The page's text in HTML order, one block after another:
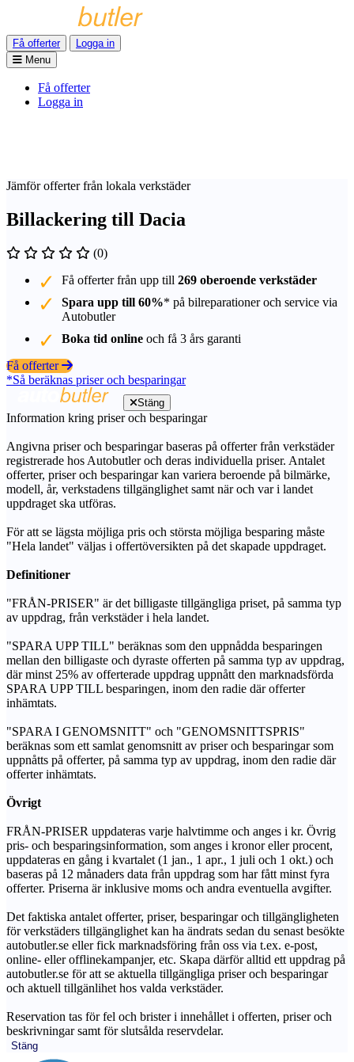
Få offerter
Logga in
Menu
Få offerter
Logga in
Jämför offerter från lokala verkstäder
Billackering till Dacia
(0)
Få offerter från upp till 269 oberoende verkstäder
Spara upp till 60%* på bilreparationer och service via
Autobutler
Boka tid online och få 3 års garanti
Få offerter
*Så beräknas priser och besparingar
Stäng
Information kring priser och besparingar
Angivna priser och besparingar baseras på offerter från verkstäder
registrerade hos Autobutler och deras individuella priser. Antalet
offerter, priser och besparingar kan variera beroende på bilmärke,
modell, år, verkstadens tillgänglighet samt när och var i landet
uppdraget ska utföras.
För att se lägsta möjliga pris och största möjliga besparing måste
"Hela landet" väljas i offertöversikten på det skapade uppdraget.
Definitioner
"FRÅN-PRISER" är det billigaste tillgängliga priset, på samma typ
av uppdrag, från verkstäder i hela landet.
"SPARA UPP TILL" beräknas som den uppnådda besparingen
mellan den billigaste och dyraste offerten på samma typ av uppdrag,
där minst 25% av offerterade uppdrag uppnått den marknadsförda
SPARA UPP TILL besparingen, inom den radie där offerter
inhämtats.
"SPARA I GENOMSNITT" och "GENOMSNITTSPRIS"
beräknas som ett samlat genomsnitt av priser och besparingar som
uppnåtts på offerter, på samma typ av uppdrag, inom den radie där
offerter inhämtats.
Övrigt
FRÅN-PRISER uppdateras varje halvtimme och anges i kr. Övrig
pris- och besparingsinformation, som anges i kronor eller procent,
uppdateras en gång i kvartalet (1 jan., 1 apr., 1 juli och 1 okt.) och
baseras på 12 månaders data från uppdrag som har fått minst fyra
offerter. Priserna är inklusive moms och andra eventuella avgifter.
Det faktiska antalet offerter, priser, besparingar och tillgängligheten
för verkstäders tillgänglighet kan ha ändrats sedan du senast besökte
autobutler.se eller fick marknadsföring från oss via t.ex. e-post,
online- eller offlinekampanjer, etc. Skapa därför alltid ett uppdrag på
autobutler.se för att se aktuella tillgängliga priser och besparingar
och aktuell tillgänlihet hos valda verkstäder.
Reservation tas för fel och brister i innehållet i offerten, priser och
beskrivningar samt för slutsålda reservdelar.
Stäng